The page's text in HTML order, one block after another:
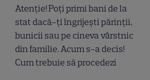
Atenție! Poți primi bani de la
stat dacă-ți îngrijești părinții,
bunicii sau pe cineva vârstnic
din familie. Acum s-a decis!
Cum trebuie să procedezi